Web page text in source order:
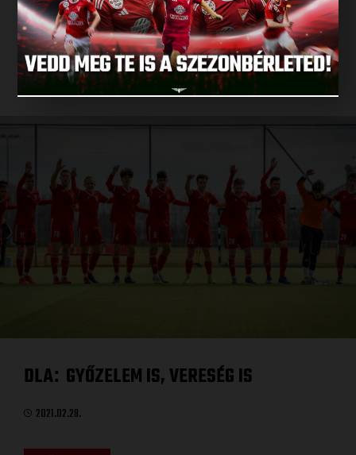
2021.02.28.
BŐVEBBEN
DLA: GYŐZELEM IS, VERESÉG IS
2021.02.28.